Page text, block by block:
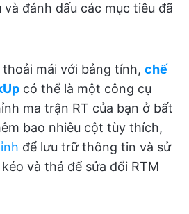
đánh dấu các mục tiêu đã
mái với bảng tính, chế
có thể là một công cụ
ma trận RT của bạn ở bất
bao nhiêu cột tùy thích,
để lưu trữ thông tin và sử
và thả để sửa đổi RTM